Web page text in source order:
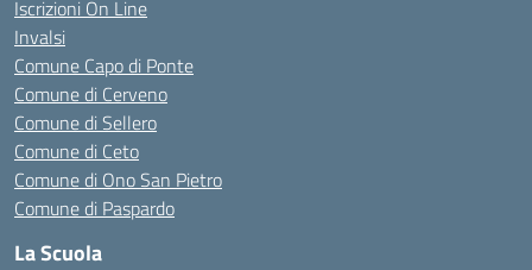
Iscrizioni On Line
Invalsi
Comune Capo di Ponte
Comune di Cerveno
Comune di Sellero
Comune di Ceto
Comune di Ono San Pietro
Comune di Paspardo
La Scuola